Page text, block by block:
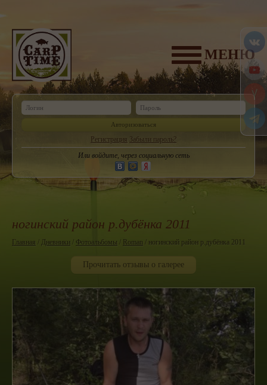
МЕНЮ
Авторизоваться
Регистрация Забыли пароль?
Или войдите, через социальную сеть
ногинский район р.дубёнка 2011
Главная / Дневники / Фотоальбомы / Roman / ногинский район р.дубёнка 2011
Прочитать отзывы о галерее